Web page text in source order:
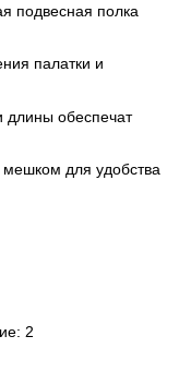
подвесная полка
палатки и
длины обеспечат
мешком для удобства
2